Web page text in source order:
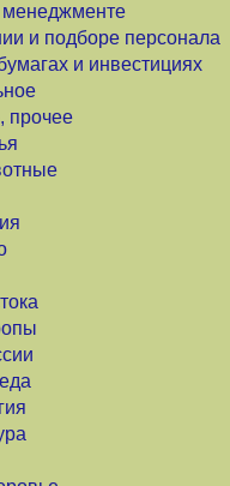
менеджменте
и подборе персонала
и инвестициях
прочее